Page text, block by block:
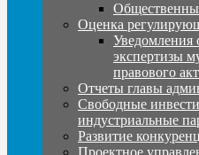
Оценка
Уведомления
экспертизы
правового
Отчеты главы
Свободные
индустриальные
Развитие
Проектное